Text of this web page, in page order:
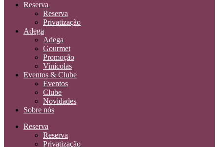
Reserva
Reserva
Privatização
Adega
Adega
Gourmet
Promoção
Vinícolas
Eventos & Clube
Eventos
Clube
Novidades
Sobre nós
Reserva
Reserva
Privatização